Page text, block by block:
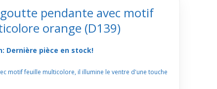
pendante avec motif
orange (D139)
Dernière pièce en stock!
motif feuille multicolore, il illumine le ventre d'une touche